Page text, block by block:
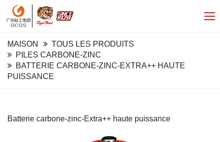
MAISON
TOUS LES PRODUITS
PILES CARBONE-ZINC
BATTERIE CARBONE-ZINC-EXTRA++ HAUTE
PUISSANCE
Batterie carbone-zinc-Extra++ haute puissance